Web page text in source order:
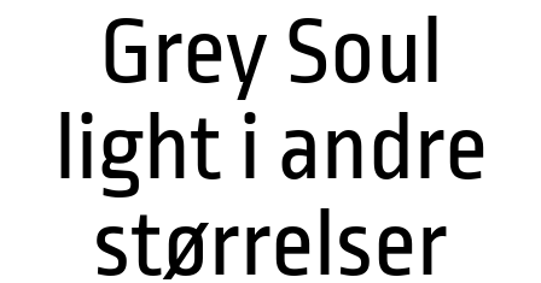
Grey Soul
light i andre
størrelser